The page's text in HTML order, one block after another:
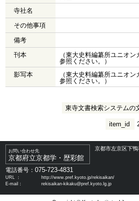
寺社名
その他事項
備考
刊本
（東大史料編纂所ユニオ
参照ください。）
影写本
（東大史料編纂所ユニオ
参照ください。）
東寺文書検索システムの
item_id
お問い合わせ先
京都府立京都学・歴彩館
京都市左京区下
電話番号：075-723-4831
URL ：
http://www.pref.kyoto.jp/rekisaikan/
E-mail：
rekisaikan-kikaku@pref.kyoto.lg.jp